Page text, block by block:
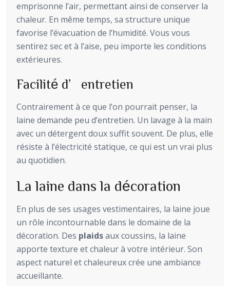
emprisonne l’air, permettant ainsi de conserver la
chaleur. En même temps, sa structure unique
favorise l’évacuation de l’humidité. Vous vous
sentirez sec et à l’aise, peu importe les conditions
extérieures.
Facilité d’entretien
Contrairement à ce que l’on pourrait penser, la
laine demande peu d’entretien. Un lavage à la main
avec un détergent doux suffit souvent. De plus, elle
résiste à l’électricité statique, ce qui est un vrai plus
au quotidien.
La laine dans la décoration
En plus de ses usages vestimentaires, la laine joue
un rôle incontournable dans le domaine de la
décoration. Des plaidsaux coussins, la laine
apporte texture et chaleur à votre intérieur. Son
aspect naturel et chaleureux crée une ambiance
accueillante.